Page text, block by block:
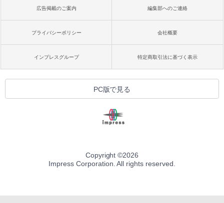
広告掲載のご案内 編集部へのご連絡
プライバシーポリシー 会社概要
インプレスグループ 特定商取引法に基づく表示
PC版で見る
Copyright ©2026
Impress Corporation. All rights reserved.